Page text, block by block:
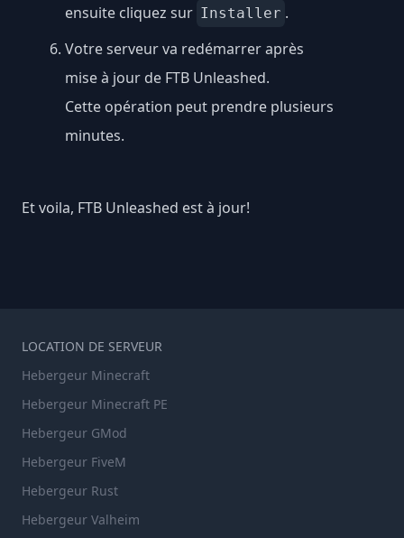
ensuite cliquez sur Installer .
Votre serveur va redémarrer après
mise à jour de FTB Unleashed.
Cette opération peut prendre plusieurs
minutes.
Et voila, FTB Unleashed est à jour!
LOCATION DE SERVEUR
Hebergeur Minecraft
Hebergeur Minecraft PE
Hebergeur GMod
Hebergeur FiveM
Hebergeur Rust
Hebergeur Valheim